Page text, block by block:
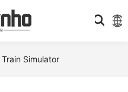
Simulator